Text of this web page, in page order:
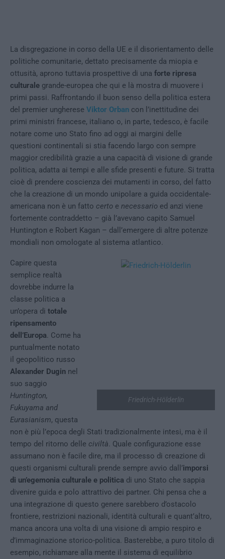
La disgregazione in corso della UE e il disorientamento delle
politiche comunitarie, dettato precisamente da miopia e
ottusità, aprono tuttavia prospettive di una forte ripresa
culturale grande-europea che qui e là mostra di muovere i
primi passi. Raffrontando il buon senso della politica estera
del premier ungherese Viktor Orban con l’inettitudine dei
primi ministri francese, italiano o, in parte, tedesco, è facile
notare come uno Stato fino ad oggi ai margini delle
questioni continentali si stia facendo largo con sempre
maggior credibilità grazie a una capacità di visione di grande
politica, adatta ai tempi e alle sfide presenti e future. Si tratta
cioè di prendere coscienza dei mutamenti in corso, del fatto
che la creazione di un mondo unipolare a guida occidentale-
americana non è un fatto certo e necessario ed anzi viene
fortemente contraddetto – già l’avevano capito Samuel
Huntington e Robert Kagan – dall’emergere di altre potenze
mondiali non omologate al sistema atlantico.
Friedrich-Hölderlin
Capire questa
semplice realtà
dovrebbe indurre la
classe politica a
un’opera di totale
ripensamento
dell’Europa. Come ha
puntualmente notato
il geopolitico russo
Alexander Dugin nel
suo saggio
Huntington,
Fukuyama and
Eurasianism, questa
non è più l’epoca degli Stati tradizionalmente intesi, ma è il
tempo del ritorno delle civiltà. Quale configurazione esse
assumano non è facile dire, ma il processo di creazione di
questi organismi culturali prende sempre avvio dall’imporsi
di un’egemonia culturale e politica di uno Stato che sappia
divenire guida e polo attrattivo dei partner. Chi pensa che a
una integrazione di questo genere sarebbero d’ostacolo
frontiere, restrizioni nazionali, identità culturali e quant’altro,
manca ancora una volta di una visione di ampio respiro e
d’immaginazione storico-politica. Basterebbe, a puro titolo di
esempio, richiamare alla mente il sistema di equilibrio